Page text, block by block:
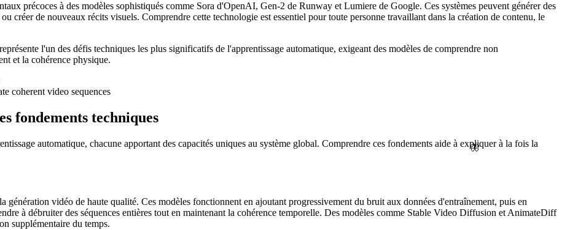
🦋
précoces à des modèles sophistiqués comme Sora d'OpenAI, Gen-2 de Runway et Lumiere de Google. Ces systèmes peuvent générer des
créer de nouveaux récits visuels. Comprendre cette technologie est essentiel pour toute personne travaillant dans la création de contenu, le
l'un des défis techniques les plus significatifs de l'apprentissage automatique, exigeant des modèles de comprendre non
et la cohérence physique.
coherent video sequences
fondements techniques
automatique, chacune apportant des capacités uniques au système global. Comprendre ces fondements aide à expliquer à la fois la
vidéo de haute qualité. Ces modèles fonctionnent en ajoutant progressivement du bruit aux données d'entraînement, puis en
à débruiter des séquences entières tout en maintenant la cohérence temporelle. Des modèles comme Stable Video Diffusion et AnimateDiff
supplémentaire du temps.